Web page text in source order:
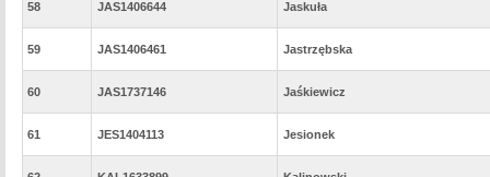
58 JAS1406644 Jaskuła
59 JAS1406461 Jastrzębska
60 JAS1737146 Jaśkiewicz
61 JES1404113 Jesionek